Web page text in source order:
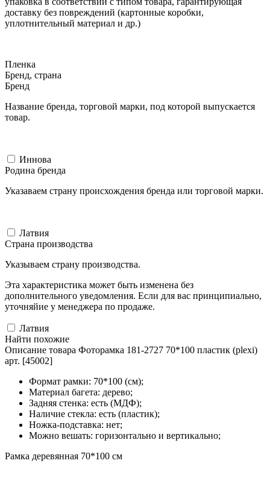
доставку без повреждений (картонные коробки,
уплотнительный материал и др.)
Пленка
Бренд, страна
Бренд
Название бренда, торговой марки, под которой выпускается
товар.
Иннова
Родина бренда
Указаваем страну происхождения бренда или торговой марки.
Латвия
Страна производства
Указываем страну производства.
Эта характеристика может быть изменена без
дополнительного уведомления. Если для вас принципиально,
уточняйие у менеджера по продаже.
Латвия
Найти похожие
Описание товара Фоторамка 181-2727 70*100 пластик (plexi)
арт. [45002]
Формат рамки: 70*100 (см);
Материал багета: дерево;
Задняя стенка: есть (МДФ);
Наличие стекла: есть (пластик);
Ножка-подставка: нет;
Можно вешать: горизонтально и вертикально;
Рамка деревянная 70*100 см